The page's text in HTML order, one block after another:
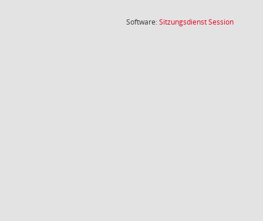
Software:SitzungsdienstSession(Wird in